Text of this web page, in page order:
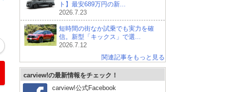
ト】最安689万円の新...
2026.7.23
短時間の街なか試乗でも実力を確
信。新型「キックス」で選...
2026.7.12
関連記事をもっと見る
carview!の最新情報をチェック！
carview!公式Facebook